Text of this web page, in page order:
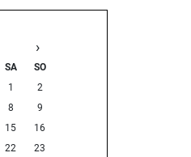
›
SA
SO
1
2
8
9
15
16
22
23